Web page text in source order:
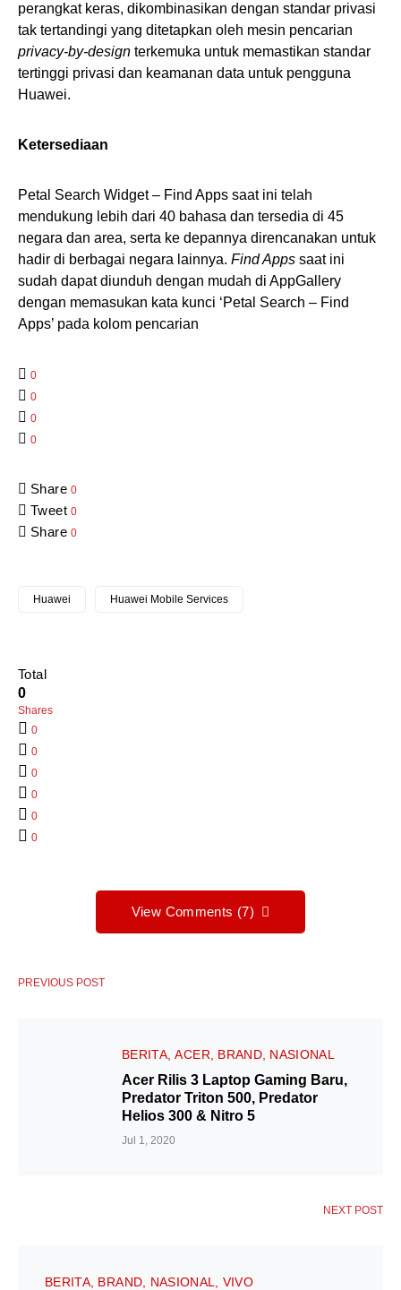
perangkat keras, dikombinasikan dengan standar privasi
tak tertandingi yang ditetapkan oleh mesin pencarian
privacy-by-design terkemuka untuk memastikan standar
tertinggi privasi dan keamanan data untuk pengguna
Huawei.
Ketersediaan
Petal Search Widget – Find Apps saat ini telah
mendukung lebih dari 40 bahasa dan tersedia di 45
negara dan area, serta ke depannya direncanakan untuk
hadir di berbagai negara lainnya. Find Apps saat ini
sudah dapat diunduh dengan mudah di AppGallery
dengan memasukan kata kunci ‘Petal Search – Find
Apps’ pada kolom pencarian
0
0
0
0
Share 0
Tweet 0
Share 0
Huawei Huawei Mobile Services
Total
0
Shares
0
0
0
0
0
0
View Comments (7)
PREVIOUS POST
BERITA ACER BRAND NASIONAL
Acer Rilis 3 Laptop Gaming Baru,
Predator Triton 500, Predator
Helios 300 & Nitro 5
Jul 1, 2020
NEXT POST
BERITA BRAND NASIONAL VIVO